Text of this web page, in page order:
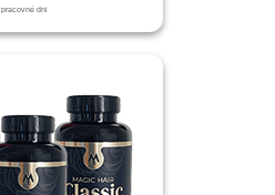
pracovné dni